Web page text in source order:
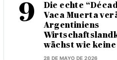
Die echte
Vaca Muerta
Argentiniens
wächst wie
28 DE MAYO DE 2026